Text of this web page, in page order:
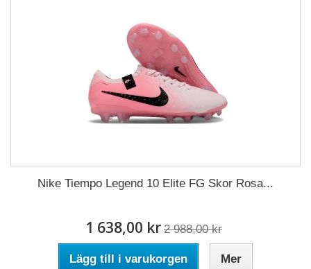
Nike Tiempo Legend 10 Elite FG Skor Rosa...
1 638,00 kr 2 988,00 kr
Lägg till i varukorgen Mer